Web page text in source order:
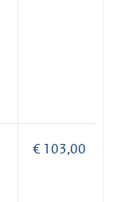
€ 103,00